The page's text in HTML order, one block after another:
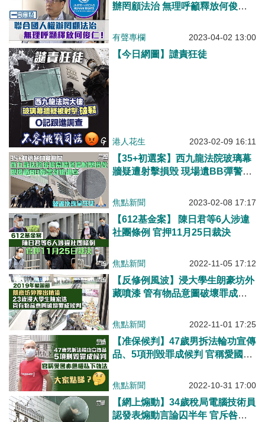
辦罔顧法治 無理呼籲釋放何俊
有聲專欄 2023-04-02 13:00
【今日網圖】譴責狂徒
港人花生 2023-02-09 16:11
【35+初選案】西九龍法院玻璃幕
牆疑遭射擊損毁 現場遺BB彈警到
焦點新聞 2023-02-08 17:17
【612基金案】 陳日君等6人涉違
社團條例 官押11月25日裁決
焦點新聞 2022-11-05 17:12
【反修例風波】浸大學生朗豪坊外
藏噴漆 管有物品意圖破壞罪成候
焦點新聞 2022-11-01 17:25
【准保候判】47歲男拆法輪功宣傳
品、5項刑毀罪成候判 官稱愛國亦
焦點新聞 2022-10-31 17:00
【網上煽動】34歲稅局電腦技術員
認發表煽動言論囚半年 官斥咎由